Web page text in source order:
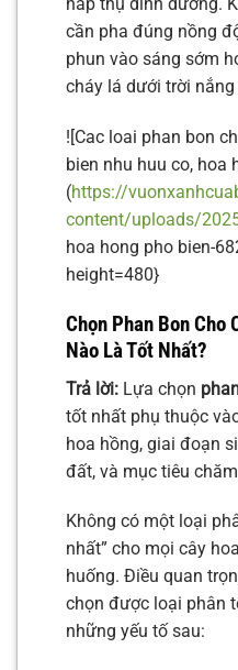
hấp thụ dinh dưỡng.
cần pha đúng nồng
phun vào sáng sớm
cháy lá dưới trời nắng
![Cac loai phan bon
bien nhu huu co, hoa
(https://
content/uploads/
hoa hong pho bien-
height=480}
Chọn Phan Bon Cho
Nào Là Tốt Nhất?
Trả lời: Lựa chọn
tốt nhất phụ thuộc
hoa hồng, giai đoạn
đất, và mục tiêu
Không có một loại
nhất” cho mọi cây
huống. Điều quan
chọn được loại phân
những yếu tố sau: